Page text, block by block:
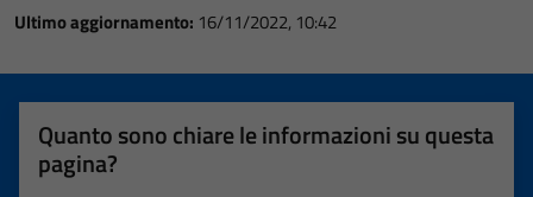
Ultimo aggiornamento: 16/11/2022, 10:42
Quanto sono chiare le informazioni su questa
pagina?